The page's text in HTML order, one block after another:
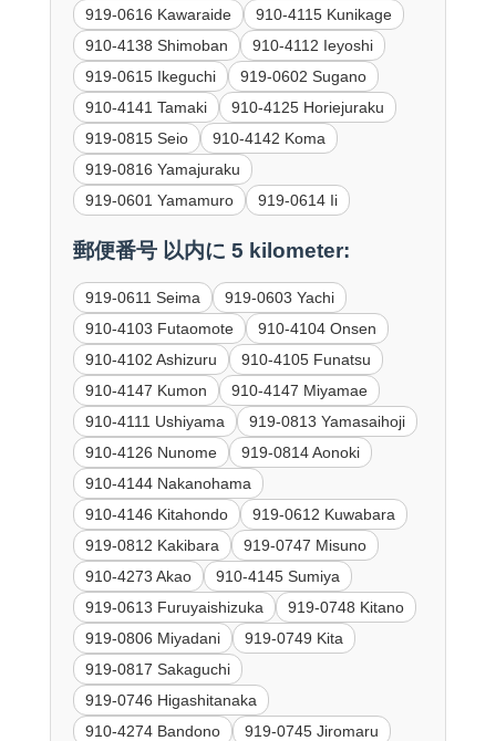
919-0616 Kawaraide
910-4115 Kunikage
910-4138 Shimoban
910-4112 Ieyoshi
919-0615 Ikeguchi
919-0602 Sugano
910-4141 Tamaki
910-4125 Horiejuraku
919-0815 Seio
910-4142 Koma
919-0816 Yamajuraku
919-0601 Yamamuro
919-0614 Ii
郵便番号 以内に 5 kilometer:
919-0611 Seima
919-0603 Yachi
910-4103 Futaomote
910-4104 Onsen
910-4102 Ashizuru
910-4105 Funatsu
910-4147 Kumon
910-4147 Miyamae
910-4111 Ushiyama
919-0813 Yamasaihoji
910-4126 Nunome
919-0814 Aonoki
910-4144 Nakanohama
910-4146 Kitahondo
919-0612 Kuwabara
919-0812 Kakibara
919-0747 Misuno
910-4273 Akao
910-4145 Sumiya
919-0613 Furuyaishizuka
919-0748 Kitano
919-0806 Miyadani
919-0749 Kita
919-0817 Sakaguchi
919-0746 Higashitanaka
910-4274 Bandono
919-0745 Jiromaru